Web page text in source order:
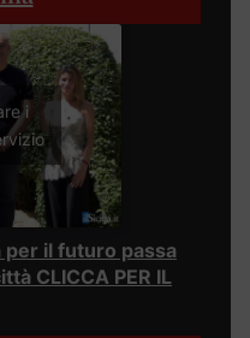
i
per il futuro passa
CLICCA PER IL